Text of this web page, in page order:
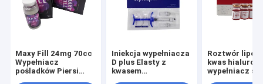
Maxy Fill 24mg 70cc
Wypełniacz
pośladków Piersi
Iniekcja wypełniacza
D plus Elasty z
kwasem
Roztwór
kwas
wypełniacz